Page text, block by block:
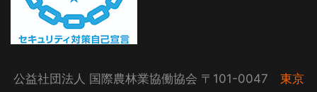
公益社団法人 国際農林業協働協会 〒101-0047 東京